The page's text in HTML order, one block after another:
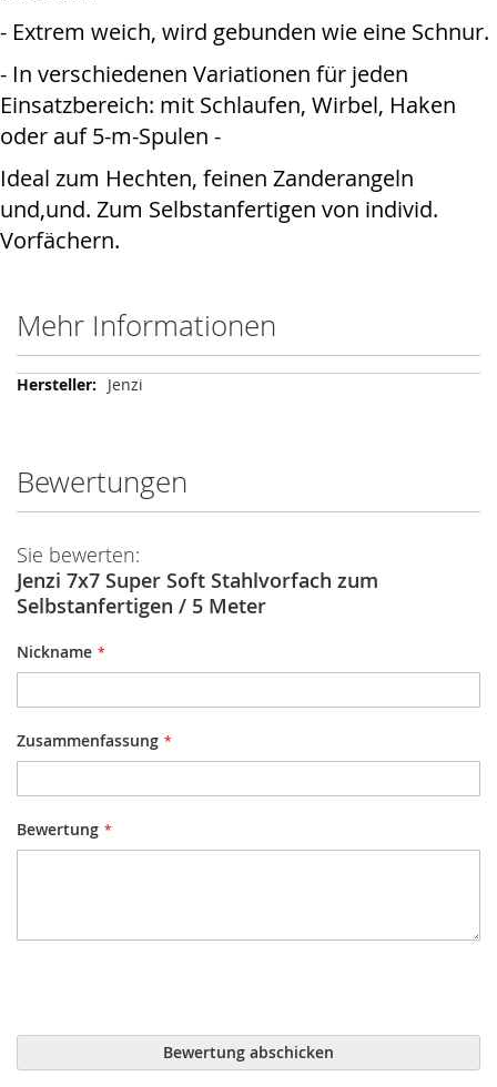
- Extrem weich, wird gebunden wie eine Schnur.
- In verschiedenen Variationen für jeden
Einsatzbereich: mit Schlaufen, Wirbel, Haken
oder auf 5-m-Spulen -
Ideal zum Hechten, feinen Zanderangeln
und,und. Zum Selbstanfertigen von individ.
Vorfächern.
Mehr Informationen
Mehr
Jenzi
Bewertungen
Sie bewerten:
Jenzi 7x7 Super Soft Stahlvorfach zum
Selbstanfertigen / 5 Meter
Nickname
Zusammenfassung
Bewertung
Bewertung abschicken